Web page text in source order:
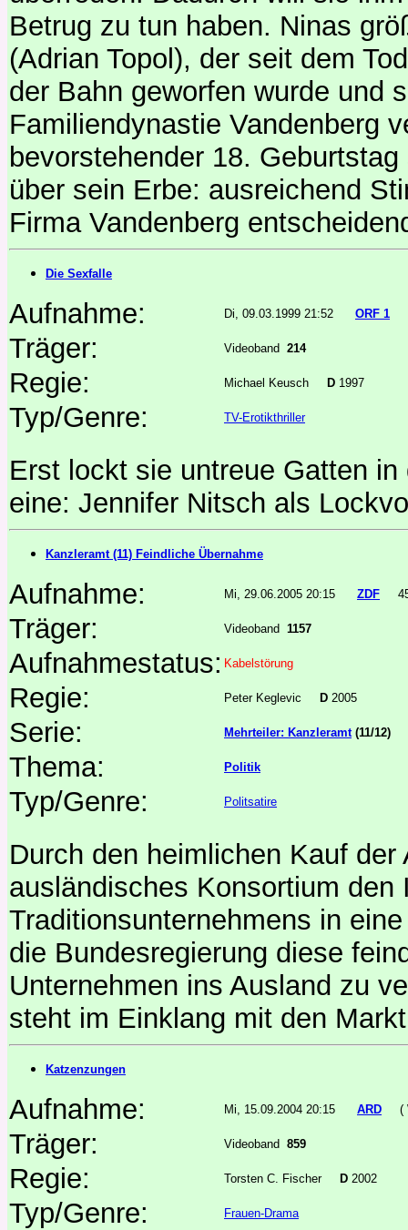
Betrug zu tun haben. Ninas
(Adrian Topol), der seit dem
der Bahn geworfen wurde und
Familiendynastie Vandenberg
bevorstehender 18.
über sein Erbe: ausreichend
Firma Vandenberg
Die Sexfalle
Aufnahme: Di, 09.03.1999 21:52 ORF 1
Träger: Videoband 214
Regie: Michael Keusch D 1997
Typ/Genre: TV-Erotikthriller
Erst lockt sie untreue Gatten
eine: Jennifer Nitsch als
Kanzleramt (11) Feindliche Übernahme
Aufnahme: Mi, 29.06.2005 20:15 ZDF
Träger: Videoband 1157
Aufnahmestatus: Kabelstörung
Regie: Peter Keglevic D 2005
Serie: Mehrteiler: Kanzleramt(11/12)
Thema: Politik
Typ/Genre: Politsatire
Durch den heimlichen Kauf
ausländisches Konsortium
Traditionsunternehmens in
die Bundesregierung diese
Unternehmen ins Ausland zu
steht im Einklang mit den
Katzenzungen
Aufnahme: Mi, 15.09.2004 20:15 ARD (
Träger: Videoband 859
Regie: Torsten C. Fischer D 2002
Typ/Genre: Frauen-Drama